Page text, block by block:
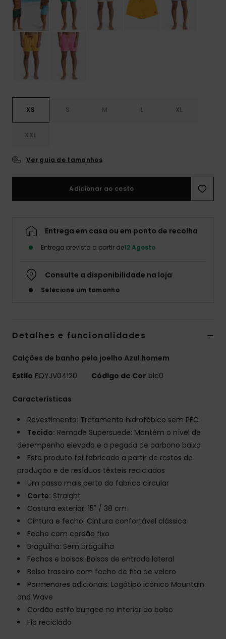
XS S M L XL
XXL
Ver guia de tamanhos
Adicionar ao cesto
Entrega em casa ou em ponto de recolha
Entrega prevista a partir de12 Agosto
Consulte a disponibilidade na loja
Selecione um tamanho
Detalhes e funcionalidades
Calções de banho pelo joelho Azul homem
Estilo EQYJV04120 Código de Cor blc0
Características
Revestimento: Tratamento hidrofóbico sem PFC
Tecido: Remade Supersuede: Mantém o nível de
desempenho elevado e a pegada de carbono baixa
Este produto foi fabricado a partir de restos de
produção e de resíduos têxteis reciclados
Um passo mais perto do fabrico circular
Corte: Straight
Costura exterior: 15" / 38 cm
Cintura e fecho: Cintura confortável clássica
Fecho com cordão fixo
Braguilha: Sem braguilha
Fechos e bolsos: Bolsos de entrada lateral
Bolso traseiro com fecho de fita de velcro
Pormenores adicionais: Logótipo icónico Mountain
and Wave
Cordão estilo bungee no interior do bolso
Fio reciclado